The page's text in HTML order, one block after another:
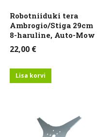
Robotniiduki tera
Ambrogio/Stiga 29cm
8-haruline, Auto-Mow
22,00 €
Lisa korvi